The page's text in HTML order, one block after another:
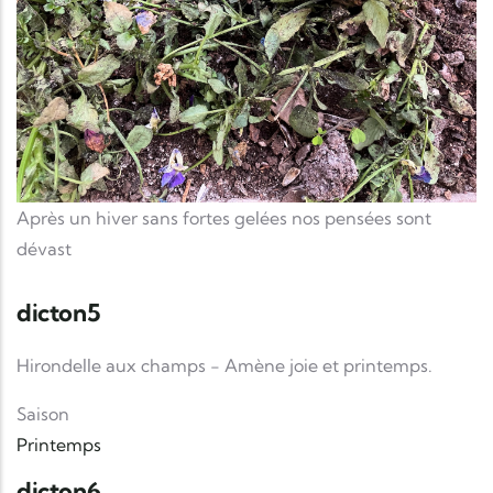
Après un hiver sans fortes gelées nos pensées sont
dévast
dicton5
Hirondelle aux champs - Amène joie et printemps.
Saison
Printemps